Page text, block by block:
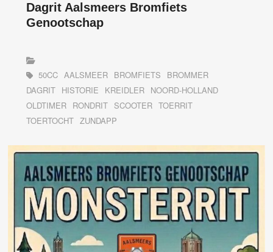
Dagrit Aalsmeers Bromfiets
Genootschap
50CC AALSMEER BROMFIETS
BROMMER
DAGRIT HISTORIE KREIDLER NOORD-HOLLAND
OLDTIMER RONDRIT SCOOTER TOERRIT
TOERTOCHT ZUNDAPP